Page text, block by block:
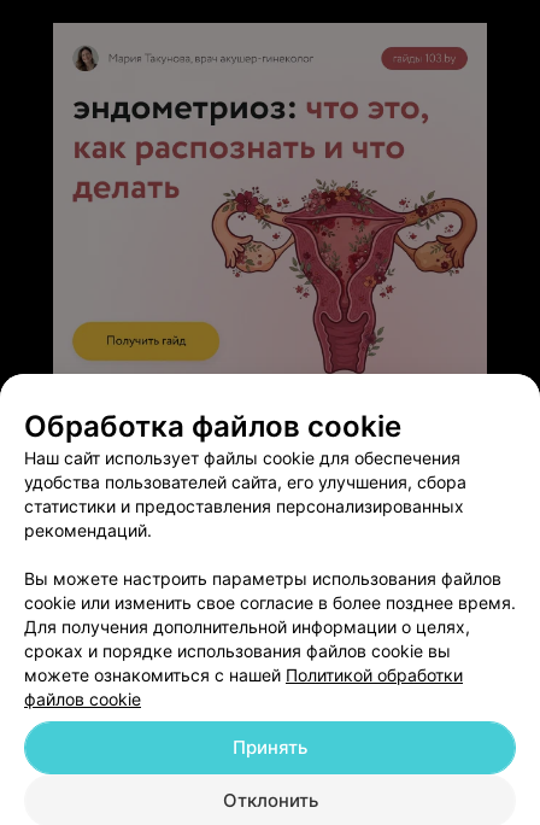
Добавить специалиста
Медицинский маркетинг
Публичный договор
Обработка файлов cookie
Наш сайт использует файлы cookie для обеспечения
удобства пользователей сайта, его улучшения, сбора
статистики и предоставления персонализированных
рекомендаций.
Вы можете настроить параметры использования файлов
cookie или изменить свое согласие в более позднее время.
Для получения дополнительной информации о целях,
сроках и порядке использования файлов cookie вы
можете ознакомиться с нашей Политикой обработки
файлов cookie
Отклонить
Принять